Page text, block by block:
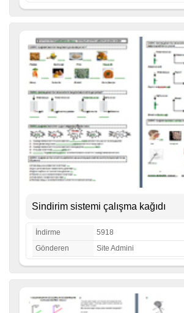
Sindirim sistemi çalışma kağıdı
İndirme
5918
Gönderen
Site Admini